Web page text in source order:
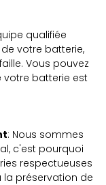
qualifiée
votre batterie,
Vous pouvez
votre batterie est
: Nous sommes
c'est pourquoi
respectueuses
la préservation de